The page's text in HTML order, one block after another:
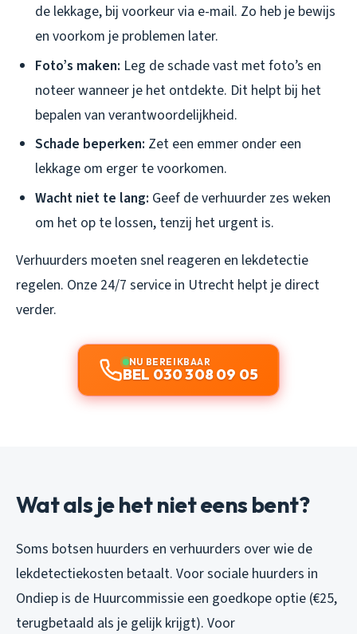
de lekkage, bij voorkeur via e-mail. Zo heb je bewijs
en voorkom je problemen later.
Foto’s maken: Leg de schade vast met foto’s en
noteer wanneer je het ontdekte. Dit helpt bij het
bepalen van verantwoordelijkheid.
Schade beperken: Zet een emmer onder een
lekkage om erger te voorkomen.
Wacht niet te lang: Geef de verhuurder zes weken
om het op te lossen, tenzij het urgent is.
Verhuurders moeten snel reageren en lekdetectie
regelen. Onze 24/7 service in Utrecht helpt je direct
verder.
NU BEREIKBAAR
BEL 030 308 09 05
Wat als je het niet eens bent?
Soms botsen huurders en verhuurders over wie de
lekdetectiekosten betaalt. Voor sociale huurders in
Ondiep is de Huurcommissie een goedkope optie (€25,
terugbetaald als je gelijk krijgt). Voor